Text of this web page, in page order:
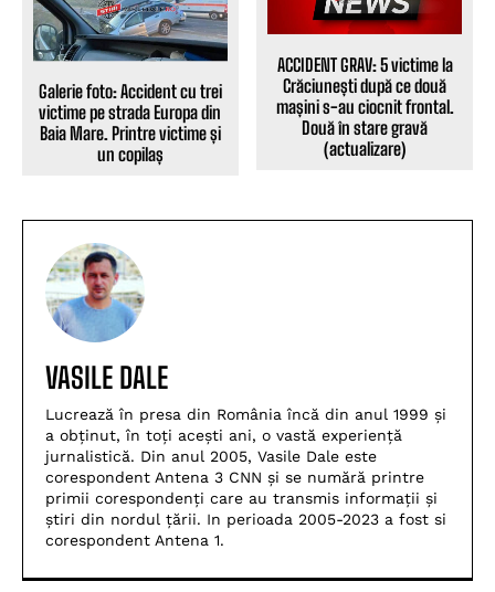
Galerie foto: Accident cu trei
victime pe strada Europa din
Baia Mare. Printre victime și
un copilaș
ACCIDENT GRAV: 5 victime la
Crăciunești după ce două
mașini s-au ciocnit frontal.
Două în stare gravă
(actualizare)
VASILE DALE
Lucrează în presa din România încă din anul 1999 și
a obținut, în toți acești ani, o vastă experiență
jurnalistică. Din anul 2005, Vasile Dale este
corespondent Antena 3 CNN și se numără printre
primii corespondenți care au transmis informații și
știri din nordul țării. In perioada 2005-2023 a fost si
corespondent Antena 1.